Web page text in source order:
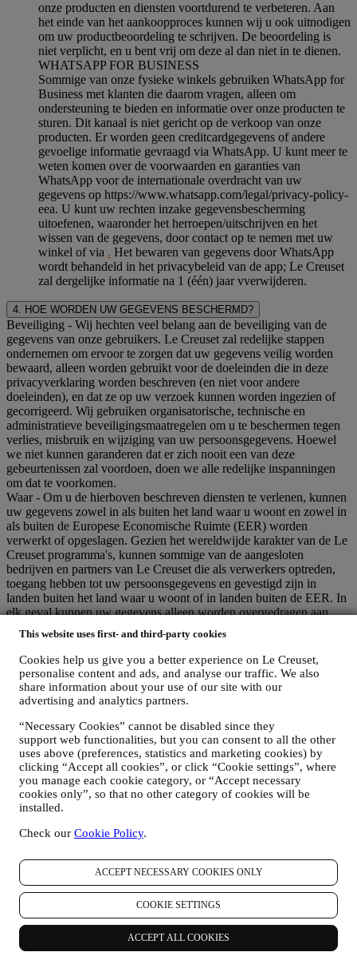
This website uses first- and third-party cookies
Cookies help us give you a better experience on Le Creuset,
personalise content and ads, and analyse our traffic. We also
share information about your use of our site with our
advertising and analytics partners.
“Necessary Cookies” cannot be disabled since they
support web functionalities, but you can consent to all the other
uses above (preferences, statistics and marketing cookies) by
clicking “Accept all cookies”, or click “Cookie settings”, where
you manage each cookie category, or “Accept necessary
cookies only”, so that no other category of cookies will be
installed.
Check our Cookie Policy.
ACCEPT NECESSARY COOKIES ONLY
COOKIE SETTINGS
ACCEPT ALL COOKIES
onze producten en diensten voortdurend te verbeteren. Aan
het einde van het aankoopproces kunnen wij u ook uitnodigen
om uw productbeoordeling te schrijven. De beoordeling is
niet verplicht, en u bent vrij om deze al dan niet in te dienen.
WHATSAPP FOR BUSINESS
Sommige van onze fysieke winkels gebruiken WhatsApp for
Business met klanten die daarom vragen, alleen om
ondersteuning te bieden en informatie over onze producten te
sturen. Dit kanaal is niet gericht op de verkoop van onze
producten. Er worden geen creditcardgegevens of andere
gevoelige informatie gevraagd via WhatsApp. U kunt meer te
weten komen over de voorwaarden en garanties van
WhatsApp voor de internationale overdracht van uw
gegevens op https://www.whatsapp.com/legal/privacy-policy-
eea. U kunt uw rechten inzake gegevensbescherming
uitoefenen, waaronder het herroepen/uitschrijven en het
wissen van de gegevens, door contact op te nemen met uw
winkel of via . Het bewaren van gegevens door WhatsApp
wordt behandeld in het privacybeleid van de app; Le Creuset
zal dergelijke informatie na 1 (één) jaar vverwijderen.
4. HOE WORDEN UW GEGEVENS BESCHERMD?
Beveiliging - Wij hechten veel belang aan de beveiliging van de
gegevens van onze gebruikers. Le Creuset zal redelijke stappen
ondernemen om ervoor te zorgen dat uw gegevens veilig worden
bewaard, alleen worden gebruikt voor de doeleinden die in deze
privacyverklaring worden beschreven (en niet voor andere
doeleinden), en dat ze op uw verzoek kunnen worden ingezien of
gecorrigeerd. Wij gebruiken organisatorische, technische en
administratieve beveiligingsmaatregelen om u te beschermen tegen
verlies, misbruik en wijziging van uw persoonsgegevens. Hoewel
we niet kunnen garanderen dat er zich nooit een van deze
gebeurtenissen zal voordoen, doen we alle redelijke inspanningen
om dat te voorkomen.
Waar- Om u de hierboven beschreven diensten te verlenen, kunnen
uw gegevens zowel in als buiten het land waar u woont en zowel in
als buiten de Europese Economische Ruimte (EER) worden
verwerkt of opgeslagen. Gezien het wereldwijde karakter van de Le
Creuset programma's, kunnen sommige van de aangesloten
bedrijven en partners van Le Creuset die als verwerkers optreden,
toegang hebben tot uw persoonsgegevens en gevestigd zijn in
landen buiten het land waar u woont of in landen buiten de EER. In
elk geval kunnen uw gegevens alleen worden overgedragen aan
de Europese wetgeving (zoals Zwitserland, waar Le Creuset Group
AG is gevestigd) of, indien dit niet het geval is, onder specifieke
contractuele regelingen om de naleving van de Europese regels en
normen voor de bescherming van persoonsgegevens te waarborgen
(wij gebruiken bijvoorbeeld de modelclausules van de Europese
Wanneer uw persoonsgegevens naar andere landen dan het land
waar u woont of naar landen buiten de EER worden verzonden,
worden uw gegevens in ieder geval beschermd door adequate
veiligheidssystemen, die voortdurend worden bijgewerkt en
onderhouden in overeenstemming met de wetgeving inzake
gegevensbescherming.
5. HOELANG BEWAREN WIJ UW GEGEVENS?
Wij bewaren uw persoonlijke gegevens zolang wij ze nodig hebben
vernietigd of onbruikbaar worden gemaakt. Het kan bijvoorbeeld
voorkomen dat wij gegevens over uw aankoop moeten bewaren om
te voldoen aan onze wettelijke verplichtingen of om geschillen op te
lossen. Uw Le Creuset-account wordt live gehouden totdat u ons
vraagt om deze te annuleren. Wij bewaren uw gegevens om u
nieuwsbrieven, marketingcommunicatie en gepersonaliseerde
inhoud te bieden zolang u daarmee instemt. Uw persoonsgegevens